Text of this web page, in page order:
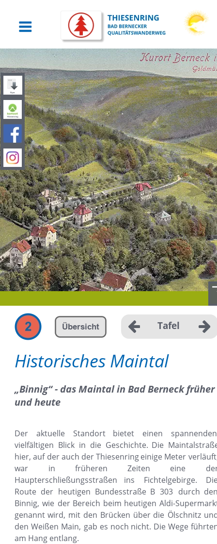
Tafel
Übersicht
Historisches Maintal
„Binnig“ - das Maintal in Bad Berneck früher
und heute
Der aktuelle Standort bietet einen
vielfältigen Blick in die Geschichte. Die
hier, auf derauch derThiesenringeinige Meter
war
in früheren Zeiten eine
Haupterschließungsstraßen
ins Fichtelgebirge.
Route der heutigen Bundesstraße B 303 durch
Binnig, wie der Bereich beim heutigen Aldi-
genannt wird, mit den Brücken über die Ölschnitz
den Weißen Main, gab es noch nicht. Die Wege
am Hang entlang.